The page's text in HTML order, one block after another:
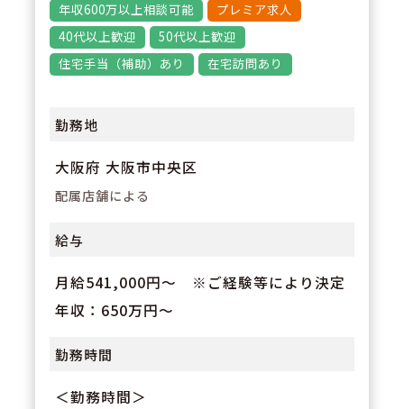
年収600万以上相談可能
プレミア求人
40代以上歓迎
50代以上歓迎
住宅手当（補助）あり
在宅訪問あり
勤務地
大阪府 大阪市中央区
配属店舗による
給与
月給541,000円～ ※ご経験等により決定
年収：650万円～
勤務時間
＜勤務時間＞